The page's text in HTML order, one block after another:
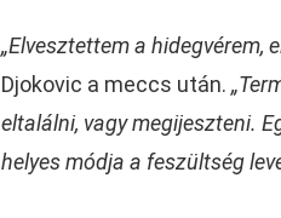
„Elvesztettem a hidegvérem,
Djokovic a meccs után.
eltalálni, vagy megijeszteni.
helyes módja a feszültség